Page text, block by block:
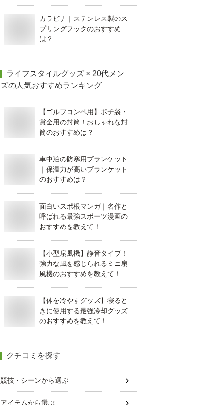
カラビナ｜ステンレス製のス
プリングフックのおすすめ
は？
ライフスタイルグッズ × 20代メン
ズの人気おすすめランキング
【ゴルフコンペ用】ポチ袋・
賞金用の封筒！おしゃれな封
筒のおすすめは？
車中泊の防寒用ブランケット
｜保温力が高いブランケット
のおすすめは？
面白いスポ根マンガ｜名作と
呼ばれる最強スポーツ漫画の
おすすめを教えて！
【小型扇風機】静音タイプ！
強力な風を感じられるミニ扇
風機のおすすめを教えて！
【体を冷やすグッズ】寝ると
きに使用する最強冷却グッズ
のおすすめを教えて！
クチコミを探す
競技・シーンから選ぶ
アイテムから選ぶ